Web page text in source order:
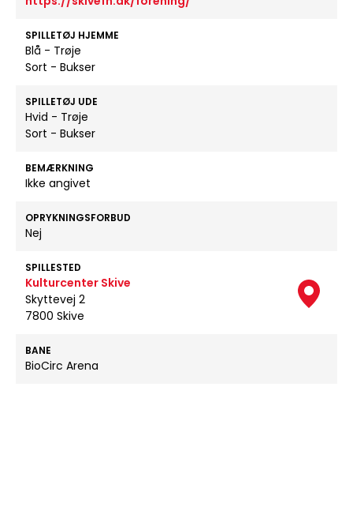
SPILLETØJ HJEMME
Blå - Trøje
Sort - Bukser
SPILLETØJ UDE
Hvid - Trøje
Sort - Bukser
BEMÆRKNING
Ikke angivet
OPRYKNINGSFORBUD
Nej
SPILLESTED
Kulturcenter Skive
Skyttevej 2
7800 Skive
BANE
BioCirc Arena